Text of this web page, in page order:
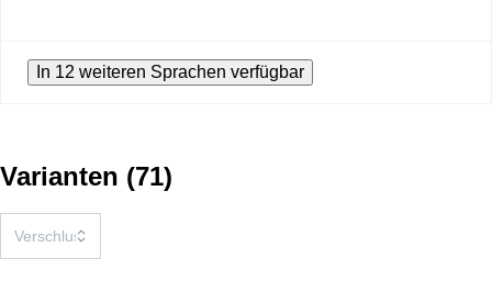
In 12 weiteren Sprachen verfügbar
Varianten (71)